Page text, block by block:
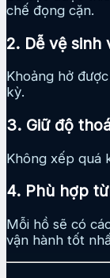
chế đọng cặn.
2. Dễ vệ sinh
Khoảng hở
kỳ.
3. Giữ độ
Không xếp quá
4. Phù hợp
Mỗi hồ sẽ có
vận hành tốt